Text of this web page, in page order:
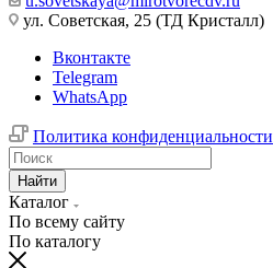
ул. Советская, 25 (ТД Кристалл)
Вконтакте
Telegram
WhatsApp
Политика конфиденциальности
Найти
Каталог
По всему сайту
По каталогу